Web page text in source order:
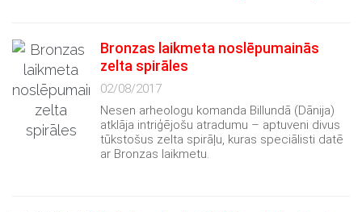
Bronzas laikmeta noslēpumainās
zelta spirāles
02/08/2017
Nesen arheologu komanda Billundā (Dānija)
atklāja intriģējošu atradumu – aptuveni divus
tūkstošus zelta spirāļu, kuras speciālisti datē
ar Bronzas laikmetu.